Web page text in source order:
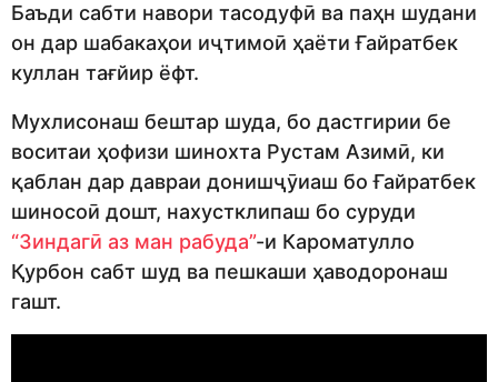
Баъди сабти навори тасодуфӣ ва паҳн шудани
он дар шабакаҳои иҷтимоӣ ҳаёти Ғайратбек
куллан тағйир ёфт.
Мухлисонаш бештар шуда, бо дастгирии бе
воситаи ҳофизи шинохта Рустам Азимӣ, ки
қаблан дар давраи донишҷӯиаш бо Ғайратбек
шиносоӣ дошт, нахустклипаш бо суруди
“Зиндагӣ аз ман рабуда”-и Кароматулло
Қурбон сабт шуд ва пешкаши ҳаводоронаш
гашт.